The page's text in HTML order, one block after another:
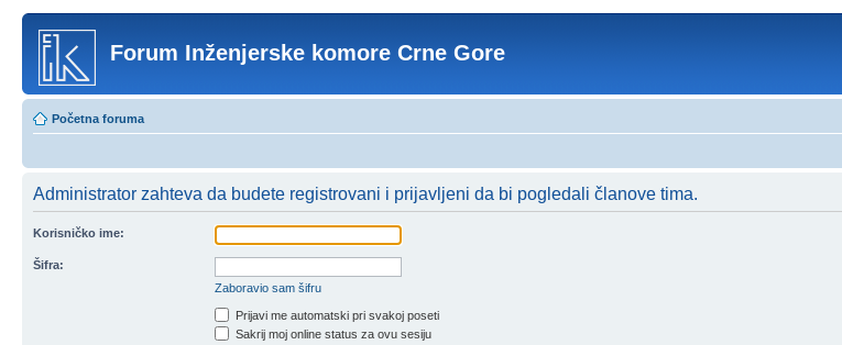
Forum Inženjerske komore Crne Gore
Početna foruma
Administrator zahteva da budete registrovani i prijavljeni da bi pogledali članove tima.
Korisničko ime:
Šifra:
Zaboravio sam šifru
Prijavi me automatski pri svakoj poseti
Sakrij moj online status za ovu sesiju